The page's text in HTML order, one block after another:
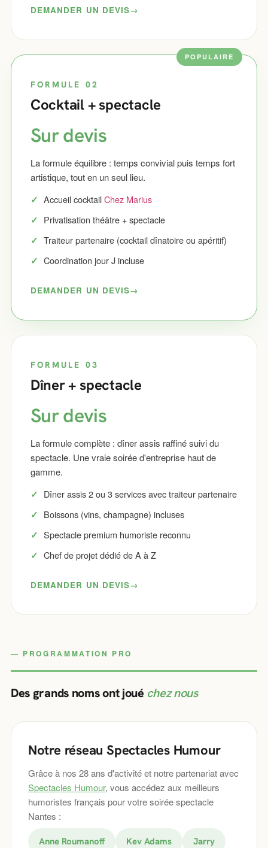
DEMANDER UN DEVIS
FORMULE 02
Cocktail + spectacle
Sur devis
La formule équilibre : temps convivial puis temps fort
artistique, tout en un seul lieu.
Accueil cocktailChez Marius
Privatisation théâtre + spectacle
Traiteur partenaire (cocktail dînatoire ou apéritif)
Coordination jour J incluse
DEMANDER UN DEVIS
FORMULE 03
Dîner + spectacle
Sur devis
La formule complète : dîner assis raffiné suivi du
spectacle. Une vraie soirée d'entreprise haut de
gamme.
Dîner assis 2 ou 3 services avec traiteur partenaire
Boissons (vins, champagne) incluses
Spectacle premium humoriste reconnu
Chef de projet dédié de A à Z
DEMANDER UN DEVIS
PROGRAMMATION PRO
Des grands noms ont joué chez nous
Notre réseau Spectacles Humour
Grâce à nos 28 ans d'activité et notre partenariat avec
Spectacles Humour, vous accédez aux meilleurs
humoristes français pour votre soirée spectacle
Nantes :
Anne Roumanoff Kev Adams Jarry